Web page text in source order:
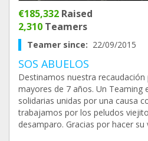
€185,332 Raised
2,310 Teamers
Teamer since: 22/09/2015
SOS ABUELOS
Destinamos nuestra
mayores de 7 años. Un Teaming
solidarias unidas por una causa
trabajamos por los peludos
desamparo. Gracias por hacer